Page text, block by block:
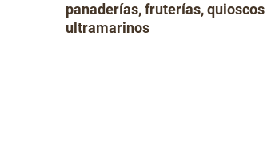
panaderías, fruterías,
ultramarinos